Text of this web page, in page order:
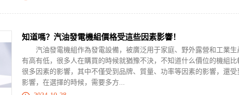
知道嗎？汽油發電機組價格受這些因素影響！
汽油發電機組作為發電設備，被廣泛用于家庭、野外露營和工業生
有高有低，很多人在購買的時候就猶豫不決，不知道什么價位的機組
很多因素的影響，其中不僅受到品牌、質量、功率等因素的影響，還
影響，在選擇的時候，需要多方...